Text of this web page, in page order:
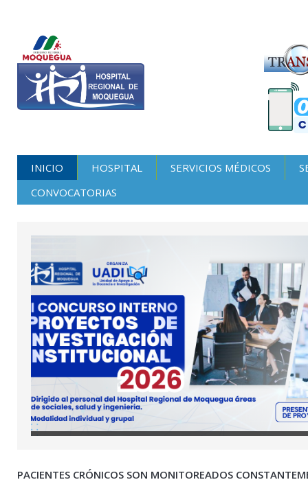
INICIO HOSPITAL SERVICIOS MÉDICOS
CONVOCATORIAS
PACIENTES CRÓNICOS SON MONITOREADOS